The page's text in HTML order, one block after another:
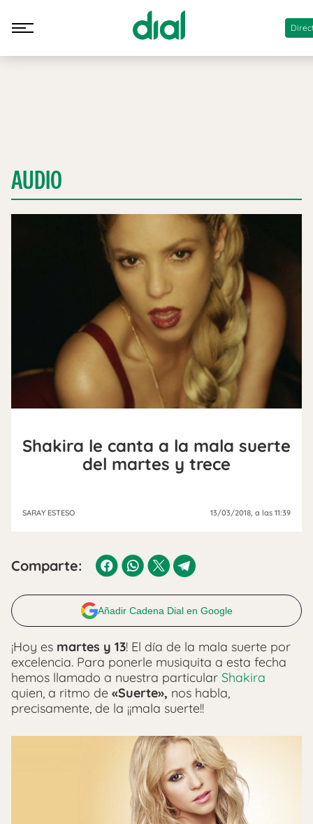
AUDIO
Shakira le canta a la mala suerte
del martes y trece
SARAY ESTESO 13/03/2018 , a las 11:39
Comparte:
Añadir Cadena Dial en Google
¡Hoy es martes y 13! El día de la mala suerte por
excelencia. Para ponerle musiquita a esta fecha
hemos llamado a nuestra particular Shakira
quien, a ritmo de «Suerte», nos habla,
precisamente, de la ¡¡mala suerte!!